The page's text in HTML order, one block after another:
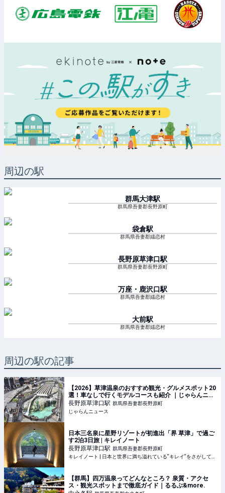
周辺の駅
群馬大津駅
群馬県吾妻郡長野原町
袋倉駅
群馬県吾妻郡嬬恋村
長野原草津口駅
群馬県吾妻郡長野原町
万座・鹿沢口駅
群馬県吾妻郡嬬恋村
大前駅
群馬県吾妻郡嬬恋村
周辺の駅の記事
【2026】草津温泉のおすすめ観光・グルメスポット20
選！車なしで行くモデルコースも紹介 ｜じゃらんニュ
ース
長野原草津口駅 群馬県吾妻郡長野原町
じゃらんニュース
日本三名泉に星野リゾートが初進出「界 草津」で過ご
す2泊3日旅 | キレイノート
長野原草津口駅 群馬県吾妻郡長野原町
【群馬】四万温泉ってどんなところ？ 泉質・アクセ
ス・観光スポットまで徹底ガイド｜るるぶ&more.